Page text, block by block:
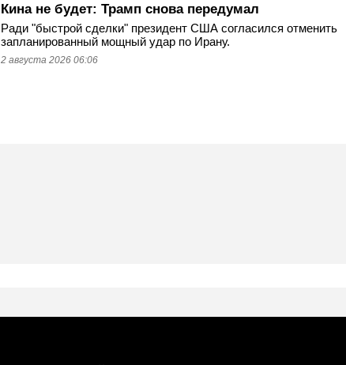
Кина не будет: Трамп снова передумал
Ради "быстрой сделки" президент США согласился отменить
запланированный мощный удар по Ирану.
2 августа 2026 06:06